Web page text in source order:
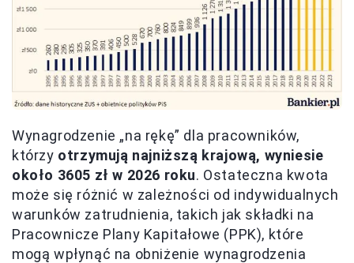
Wynagrodzenie „na rękę” dla pracowników,
którzy otrzymują najniższą krajową, wyniesie
około 3605 zł w 2026 roku. Ostateczna kwota
może się różnić w zależności od indywidualnych
warunków zatrudnienia, takich jak składki na
Pracownicze Plany Kapitałowe (PPK), które
mogą wpłynąć na obniżenie wynagrodzenia